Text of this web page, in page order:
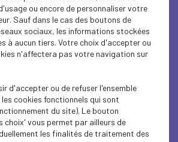
de ce numéro 48 :
UN RÉSEAU ? », « Le
générations est aujourd'hui un enjeu
SPHÈRE D’INFLUENCE » avec Patrice
MEDEF Hauts-de-France : « Chaque
ou encore de personnaliser votre
Sauf dans le cas des boutons de
sociaux, les informations stockées
à aucun tiers. Votre choix d'accepter ou
n'affectera pas votre navigation sur
d'accepter ou de refuser l'ensemble
cookies fonctionnels qui sont
du site). Le bouton
choix' vous permet par ailleurs de
les finalités de traitement des